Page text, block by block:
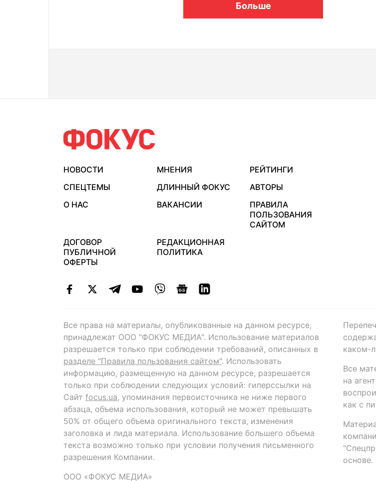
Больше
НОВОСТИ МНЕНИЯ
РЕЙТИНГИ
СПЕЦТЕМЫ
ДЛИННЫЙ ФОКУС
АВТОРЫ
О НАС
ВАКАНСИИ
ПРАВИЛА
ПОЛЬЗОВАНИЯ
САЙТОМ
ДОГОВОР
ПУБЛИЧНОЙ
ОФЕРТЫ
РЕДАКЦИОННАЯ
ПОЛИТИКА
Все права на материалы, опубликованные на данном ресурсе,
принадлежат ООО "ФОКУС МЕДИА". Использование материалов
разрешается только при соблюдении требований, описанных в
разделе "Правила пользования сайтом". Использовать
информацию, размещенную на данном ресурсе, разрешается
только при соблюдении следующих условий: гиперссылки на
Сайт focus.ua, упоминания первоисточника не ниже первого
абзаца, объема использования, который не может превышать
50% от общего объема оригинального текста, изменения
заголовка и лида материала. Использование большего объема
текста возможно только при условии получения письменного
разрешения Компании.
ООО «ФОКУС МЕДИА»
каком-
Все
на
как с
основе.